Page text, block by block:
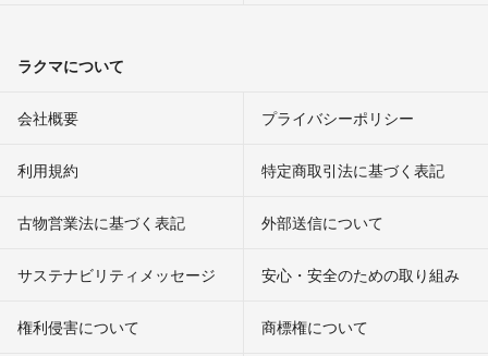
ラクマについて
会社概要 プライバシーポリシー
利用規約 特定商取引法に基づく表記
古物営業法に基づく表記 外部送信について
サステナビリティメッセージ 安心・安全のための取り組み
権利侵害について
商標権について